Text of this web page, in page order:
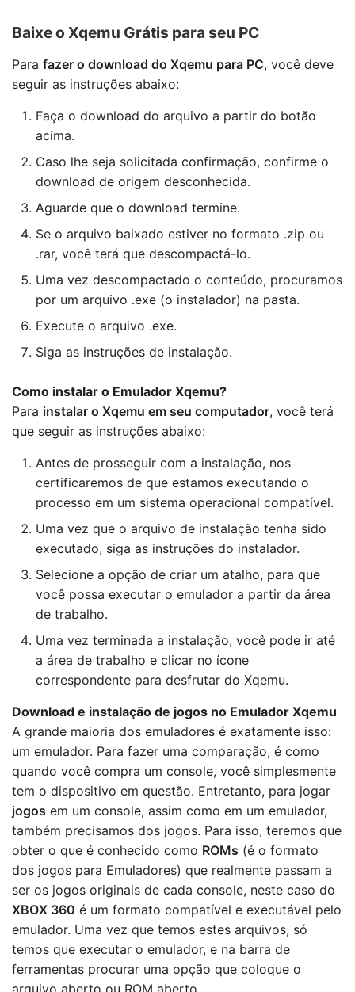
Baixe o Xqemu Grátis para seu PC
Para fazer o download do Xqemu para PC, você deve
seguir as instruções abaixo:
Faça o download do arquivo a partir do botão
acima.
Caso lhe seja solicitada confirmação, confirme o
download de origem desconhecida.
Aguarde que o download termine.
Se o arquivo baixado estiver no formato .zip ou
.rar, você terá que descompactá-lo.
Uma vez descompactado o conteúdo, procuramos
por um arquivo .exe (o instalador) na pasta.
Execute o arquivo .exe.
Siga as instruções de instalação.
Como instalar o Emulador Xqemu?
Para instalar o Xqemu em seu computador, você terá
que seguir as instruções abaixo:
Antes de prosseguir com a instalação, nos
certificaremos de que estamos executando o
processo em um sistema operacional compatível.
Uma vez que o arquivo de instalação tenha sido
executado, siga as instruções do instalador.
Selecione a opção de criar um atalho, para que
você possa executar o emulador a partir da área
de trabalho.
Uma vez terminada a instalação, você pode ir até
a área de trabalho e clicar no ícone
correspondente para desfrutar do Xqemu.
Download e instalação de jogos no Emulador Xqemu
A grande maioria dos emuladores é exatamente isso:
um emulador. Para fazer uma comparação, é como
quando você compra um console, você simplesmente
tem o dispositivo em questão. Entretanto, para jogar
jogos em um console, assim como em um emulador,
também precisamos dos jogos. Para isso, teremos que
obter o que é conhecido como ROMs (é o formato
dos jogos para Emuladores) que realmente passam a
ser os jogos originais de cada console, neste caso do
XBOX 360 é um formato compatível e executável pelo
emulador. Uma vez que temos estes arquivos, só
temos que executar o emulador, e na barra de
ferramentas procurar uma opção que coloque o
arquivo aberto ou ROM aberto.